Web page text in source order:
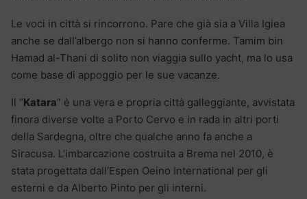
Le voci in città si rincorrono. Pare che già sia a Villa Igiea
anche se dall’albergo non si hanno conferme. Tamim bin
Hamad al-Thani di solito non viaggia sullo yacht, ma lo usa
come base di appoggio per le sue vacanze.
Il “Katara” è una vera e propria città galleggiante, avvistata
finora diverse volte a Porto Cervo e in rada in altri porti
della Sardegna, oltre che qualche anno fa anche a
Siracusa. L’imbarcazione costruita a Brema nel 2010, è
stata progettata dall’Espen Oeino International per gli
esterni e da Alberto Pinto per gli interni.